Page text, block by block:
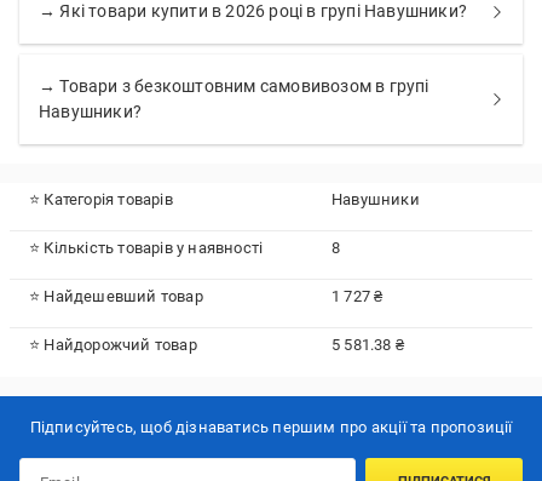
→ Які товари купити в 2026 році в групі Навушники?
→ Товари з безкоштовним самовивозом в групі
Навушники?
⭐ Категорія товарів Навушники
⭐ Кількість товарів у наявності 8
⭐ Найдешевший товар 1 727 ₴
⭐ Найдорожчий товар 5 581.38 ₴
Підписуйтесь, щоб дізнаватись першим про акції та пропозиції